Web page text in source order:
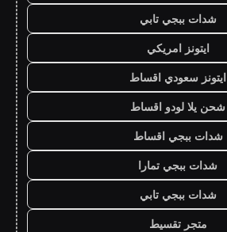
شدات ببجي تابي
ايتونز امريكي
ايتونز سعودي اقساط
شحن يلا لودو اقساط
شدات ببجي اقساط
شدات ببجي تمارا
شدات ببجي تابي
متجر تقسيط